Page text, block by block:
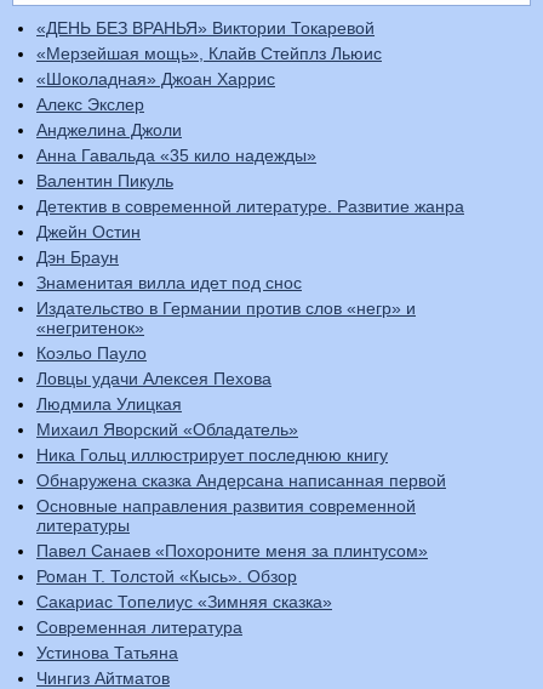
«ДЕНЬ БЕЗ ВРАНЬЯ» Виктории Токаревой
«Мерзейшая мощь», Клайв Стейплз Льюис
«Шоколадная» Джоан Харрис
Алекс Экслер
Анджелина Джоли
Анна Гавальда «35 кило надежды»
Валентин Пикуль
Детектив в современной литературе. Развитие жанра
Джейн Остин
Дэн Браун
Знаменитая вилла идет под снос
Издательство в Германии против слов «негр» и
«негритенок»
Коэльо Пауло
Ловцы удачи Алексея Пехова
Людмила Улицкая
Михаил Яворский «Обладатель»
Ника Гольц иллюстрирует последнюю книгу
Обнаружена сказка Андерсана написанная первой
Основные направления развития современной
литературы
Павел Санаев «Похороните меня за плинтусом»
Роман Т. Толстой «Кысь». Обзор
Сакариас Топелиус «Зимняя сказка»
Современная литература
Устинова Татьяна
Чингиз Айтматов